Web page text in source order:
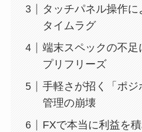
タッチパネル操作に
タイムラグ
端末スペックの不
プリフリーズ
手軽さが招く「ポ
管理の崩壊
FXで本当に利益を